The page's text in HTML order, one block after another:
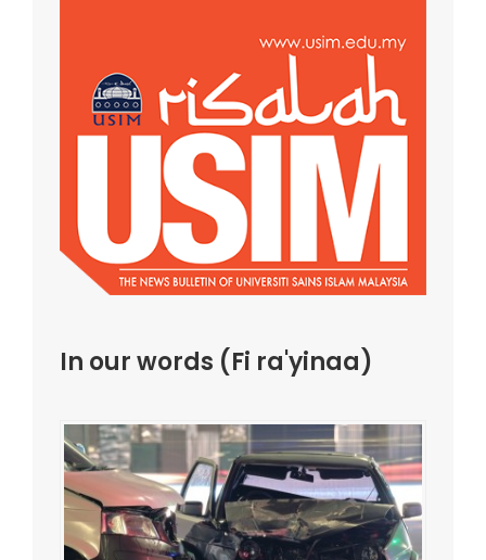
In our words (Fi ra'yinaa)